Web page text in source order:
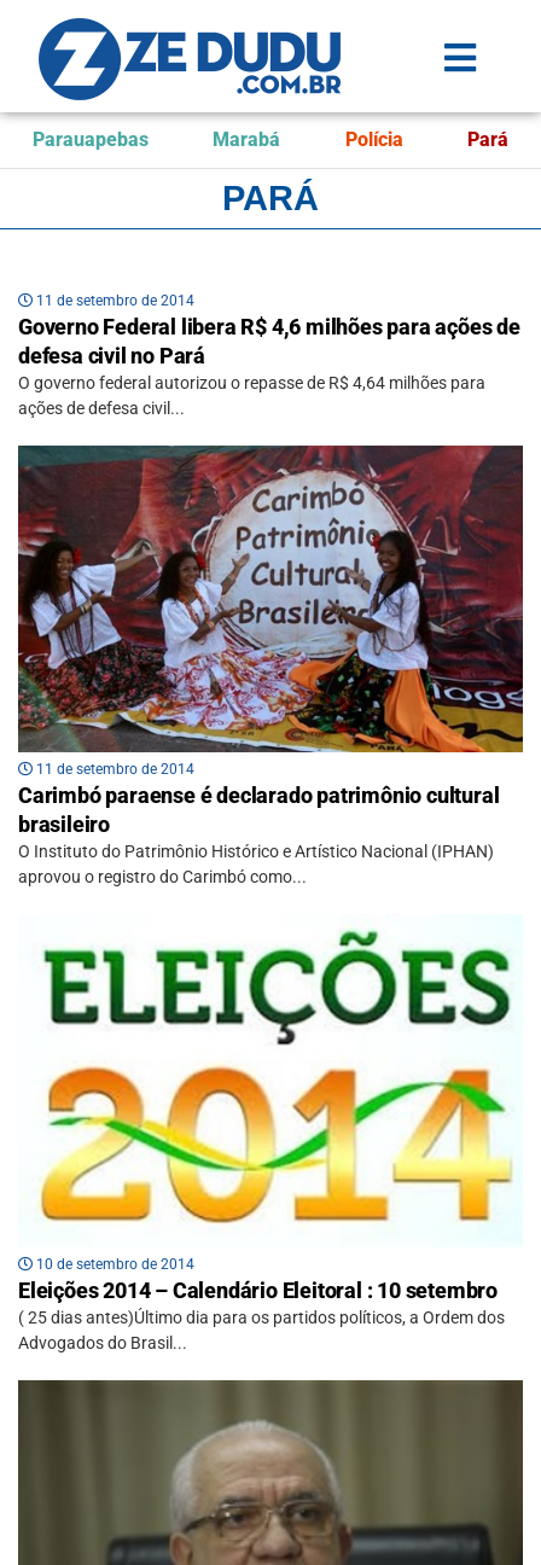
Parauapebas Marabá Polícia Pará
PARÁ
11 de setembro de 2014
Governo Federal libera R$ 4,6 milhões para ações de
defesa civil no Pará
O governo federal autorizou o repasse de R$ 4,64 milhões para
ações de defesa civil...
11 de setembro de 2014
Carimbó paraense é declarado patrimônio cultural
brasileiro
O Instituto do Patrimônio Histórico e Artístico Nacional (IPHAN)
aprovou o registro do Carimbó como...
10 de setembro de 2014
Eleições 2014 – Calendário Eleitoral : 10 setembro
( 25 dias antes)Último dia para os partidos políticos, a Ordem dos
Advogados do Brasil...